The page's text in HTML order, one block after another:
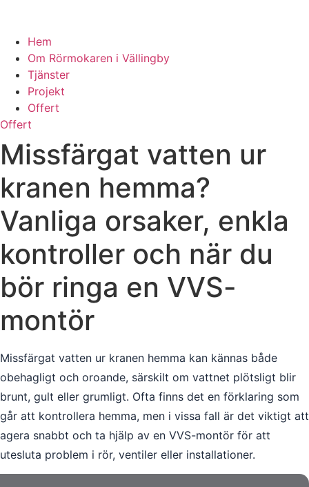
Hem
Om Rörmokaren i Vällingby
Tjänster
Projekt
Offert
Offert
Missfärgat vatten ur
kranen hemma?
Vanliga orsaker, enkla
kontroller och när du
bör ringa en VVS-
montör
Missfärgat vatten ur kranen hemma kan kännas både
obehagligt och oroande, särskilt om vattnet plötsligt blir
brunt, gult eller grumligt. Ofta finns det en förklaring som
går att kontrollera hemma, men i vissa fall är det viktigt att
agera snabbt och ta hjälp av en VVS-montör för att
utesluta problem i rör, ventiler eller installationer.